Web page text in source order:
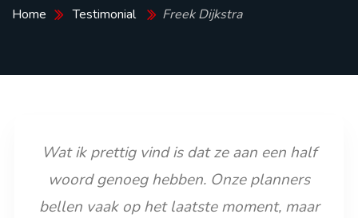
Home Testimonial Freek Dijkstra
Wat ik prettig vind is dat ze aan een half
woord genoeg hebben. Onze planners
bellen vaak op het laatste moment, maar